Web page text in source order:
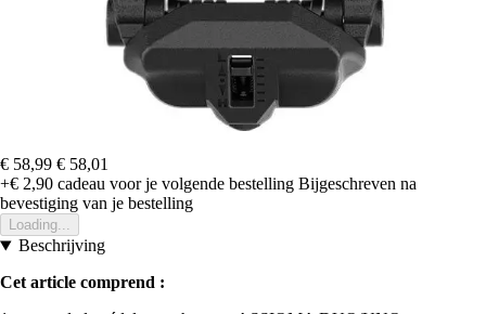
€ 58,99 € 58,01
+€ 2,90 cadeau voor je volgende bestelling Bijgeschreven na
bevestiging van je bestelling
Loading...
Beschrijving
Cet article comprend :